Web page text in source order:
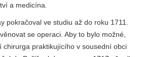
a medicína.
pokračoval ve studiu až do roku 1711.
se operaci. Aby to bylo možné,
chirurga praktikujícího v sousední obci